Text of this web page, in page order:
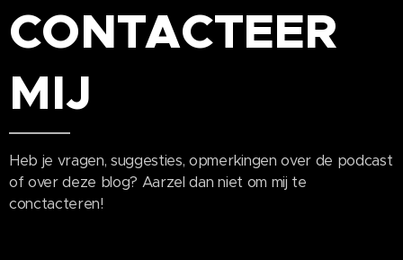
CONTACTEER
MIJ
Heb je vragen, suggesties, opmerkingen over de podcast
of over deze blog? Aarzel dan niet om mij te
conctacteren!